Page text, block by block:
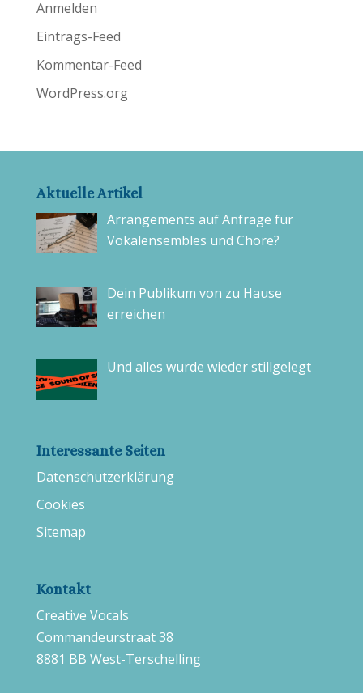
Anmelden
Eintrags-Feed
Kommentar-Feed
WordPress.org
Aktuelle Artikel
Arrangements auf Anfrage für
Vokalensembles und Chöre?
Dein Publikum von zu Hause
erreichen
Und alles wurde wieder stillgelegt
Interessante Seiten
Datenschutzerklärung
Cookies
Sitemap
Kontakt
Creative Vocals
Commandeurstraat 38
8881 BB West-Terschelling